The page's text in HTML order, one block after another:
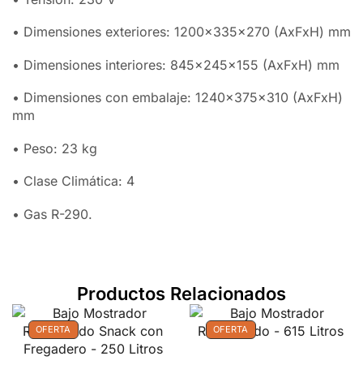
• Dimensiones exteriores: 1200x335x270 (AxFxH) mm
• Dimensiones interiores: 845x245x155 (AxFxH) mm
• Dimensiones con embalaje: 1240x375x310 (AxFxH)
mm
• Peso: 23 kg
• Clase Climática: 4
• Gas R-290.
Productos Relacionados
OFERTA OFERTA